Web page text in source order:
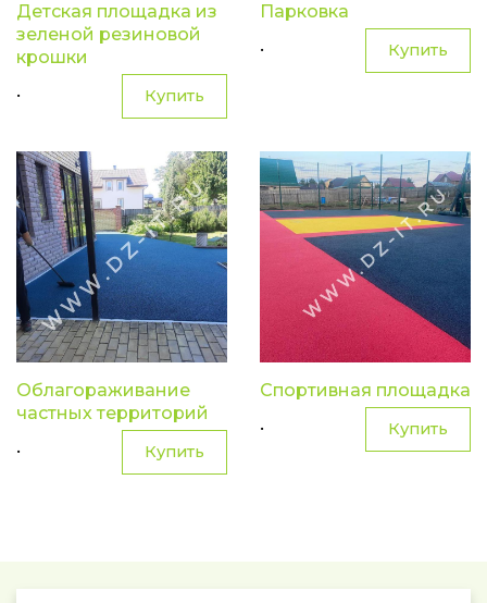
Детская площадка из
зеленой резиновой
крошки
. Купить
Парковка
. Купить
Облагораживание
частных территорий
. Купить
Спортивная площадка
. Купить